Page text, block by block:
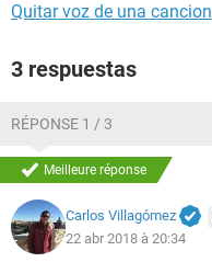
Quitar voz de una cancion
3 respuestas
RÉPONSE 1 / 3
Meilleure réponse
Carlos Villagómez
22 abr 2018 à 20:34